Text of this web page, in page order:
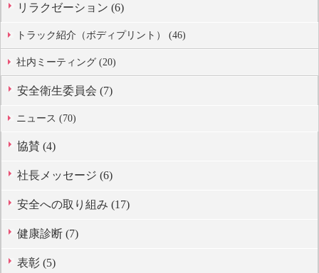
リラクゼーション (6)
トラック紹介（ボディプリント） (46)
社内ミーティング (20)
安全衛生委員会 (7)
ニュース (70)
協賛 (4)
社長メッセージ (6)
安全への取り組み (17)
健康診断 (7)
表彰 (5)